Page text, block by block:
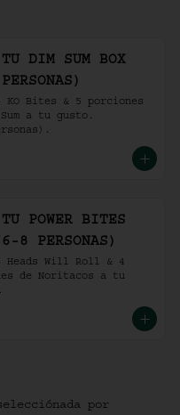
TU DIM SUM BOX
KO Bites & 5 porciones
a tu gusto.
POWER BITES
(6-8 PERSONAS)
Heads Will Roll & 4
de Noritacos a tu
por